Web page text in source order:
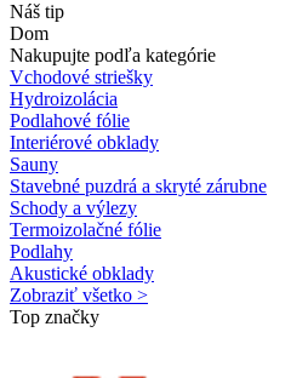
Náš tip
Dom
Nakupujte podľa kategórie
Vchodové striešky
Hydroizolácia
Podlahové fólie
Interiérové obklady
Sauny
Stavebné puzdrá a skryté zárubne
Schody a výlezy
Termoizolačné fólie
Podlahy
Akustické obklady
Zobraziť všetko >
Top značky